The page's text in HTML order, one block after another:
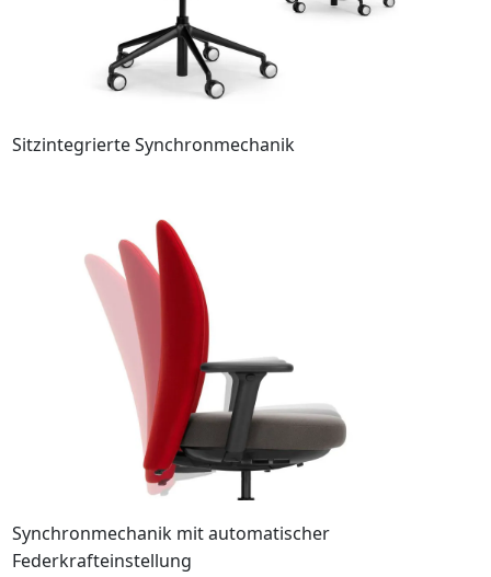
Sitzintegrierte Synchronmechanik
Synchronmechanik mit automatischer
Federkrafteinstellung